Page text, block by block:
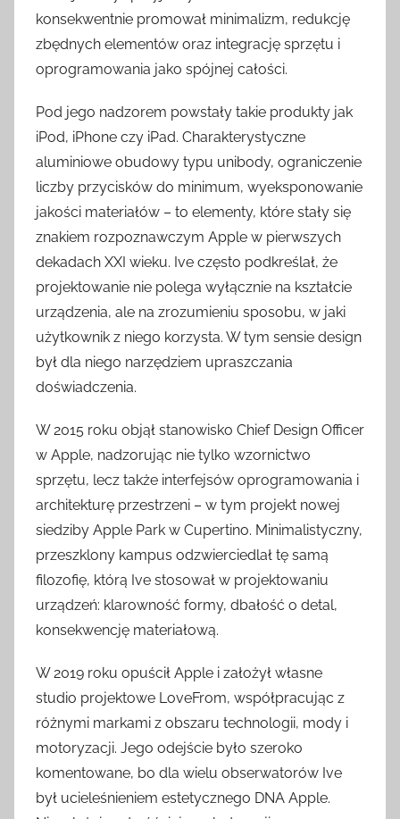
konsekwentnie promował minimalizm, redukcję
zbędnych elementów oraz integrację sprzętu i
oprogramowania jako spójnej całości.
Pod jego nadzorem powstały takie produkty jak
iPod, iPhone czy iPad. Charakterystyczne
aluminiowe obudowy typu unibody, ograniczenie
liczby przycisków do minimum, wyeksponowanie
jakości materiałów – to elementy, które stały się
znakiem rozpoznawczym Apple w pierwszych
dekadach XXI wieku. Ive często podkreślał, że
projektowanie nie polega wyłącznie na kształcie
urządzenia, ale na zrozumieniu sposobu, w jaki
użytkownik z niego korzysta. W tym sensie design
był dla niego narzędziem upraszczania
doświadczenia.
W 2015 roku objął stanowisko Chief Design Officer
w Apple, nadzorując nie tylko wzornictwo
sprzętu, lecz także interfejsów oprogramowania i
architekturę przestrzeni – w tym projekt nowej
siedziby Apple Park w Cupertino. Minimalistyczny,
przeszklony kampus odzwierciedlał tę samą
filozofię, którą Ive stosował w projektowaniu
urządzeń: klarowność formy, dbałość o detal,
konsekwencję materiałową.
W 2019 roku opuścił Apple i założył własne
studio projektowe LoveFrom, współpracując z
różnymi markami z obszaru technologii, mody i
motoryzacji. Jego odejście było szeroko
komentowane, bo dla wielu obserwatorów Ive
był ucieleśnieniem estetycznego DNA Apple.